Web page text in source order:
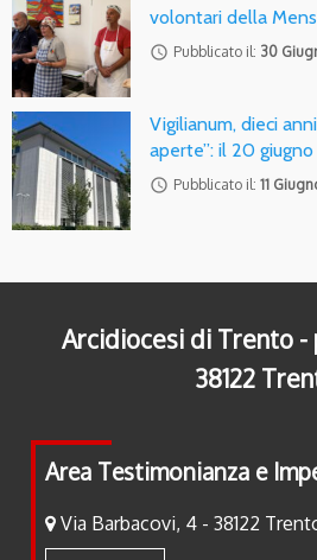
volontari della
access_time Pubblicato il: 30
Vigilianum, dieci
aperte”: il 20
access_time Pubblicato il: 11
Arcidiocesi di Trento -
38122
Area Testimonianza e
Via Barbacovi, 4 - 38122